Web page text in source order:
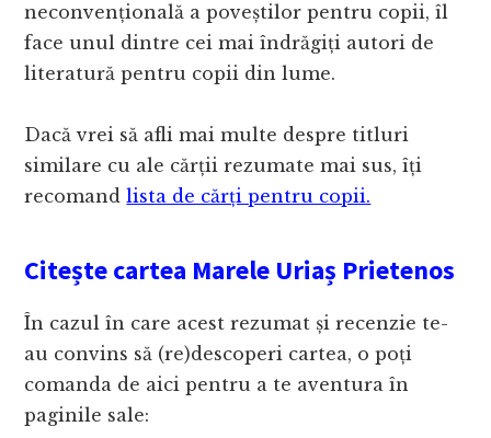
neconvențională a poveștilor pentru copii, îl
face unul dintre cei mai îndrăgiți autori de
literatură pentru copii din lume.
Dacă vrei să afli mai multe despre titluri
similare cu ale cărții rezumate mai sus, îți
recomandlista de cărți pentru copii.
Citește cartea Marele Uriaș Prietenos
În cazul în care acest rezumat și recenzie te-
au convins să (re)descoperi cartea, o poți
comanda de aici pentru a te aventura în
paginile sale: